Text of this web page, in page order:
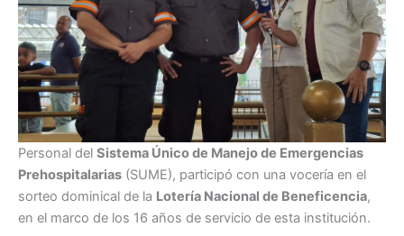
Personal del Sistema Único de Manejo de Emergencias
Prehospitalarias (SUME), participó con una vocería en el
sorteo dominical de la Lotería Nacional de Beneficencia,
en el marco de los 16 años de servicio de esta institución.